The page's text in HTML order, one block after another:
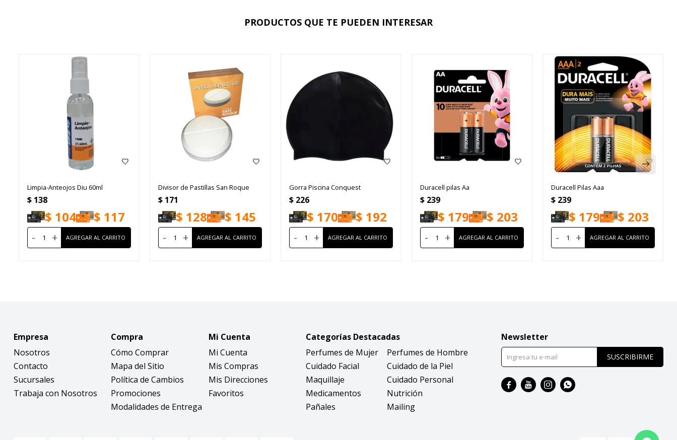
PRODUCTOS QUE TE PUEDEN INTERESAR
Limpia-Anteojos Diu 60ml
$ 138
$ 104 $ 117
- +
Divisor de Pastillas San Roque
$ 171
$ 128 $ 145
- +
Gorra Piscina Conquest
$ 226
$ 170 $ 192
- +
Duracell pilas Aa
$ 239
$ 179 $ 203
- +
Duracell Pilas Aaa
$ 239
$ 179 $ 203
- +
Empresa
Nosotros
Contacto
Sucursales
Trabaja con Nosotros
Compra
Cómo Comprar
Mapa del Sitio
Política de Cambios
Promociones
Modalidades de Entrega
Mi Cuenta
Mi Cuenta
Mis Compras
Mis Direcciones
Favoritos
Categorías Destacadas
Perfumes de Mujer
Perfumes de Hombre
Cuidado Facial
Cuidado de la Piel
Maquillaje
Cuidado Personal
Medicamentos
Nutrición
Pañales
Mailing
Newsletter
SUSCRIBIRME
   